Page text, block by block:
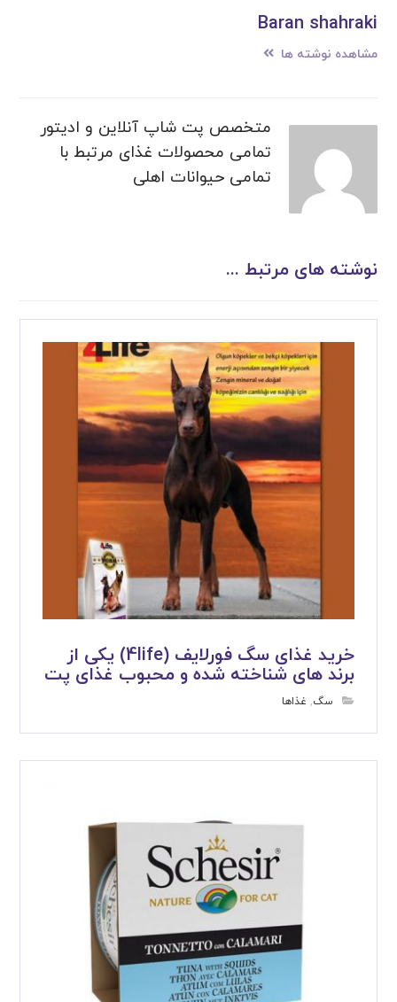
Baran shahraki
مشاهده نوشته ها
متخصص پت شاپ آنلاین و ادیتور
تمامی محصولات غذای مرتبط با
تمامی حیوانات اهلی
نوشته های مرتبط ...
خرید غذای سگ فورلایف (4life) یکی از
برند های شناخته شده و محبوب غذای پت
سگ, غذاها